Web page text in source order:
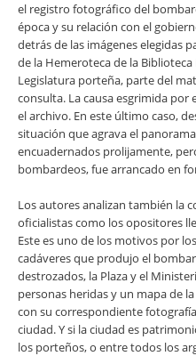
el registro fotográfico del
época y su relación con el
detrás de las imágenes elegidas
de la Hemeroteca de la
Legislatura porteña, parte del
consulta. La causa esgrimida
el archivo. En este último caso,
situación que agrava el
encuadernados prolijamente,
bombardeos, fue arrancado en
Los autores analizan también la
oficialistas como los opositores
Este es uno de los motivos por
cadáveres que produjo el
destrozados, la Plaza y el
personas heridas y un mapa de
con su correspondiente
ciudad. Y si la ciudad es
los porteños, o entre todos los